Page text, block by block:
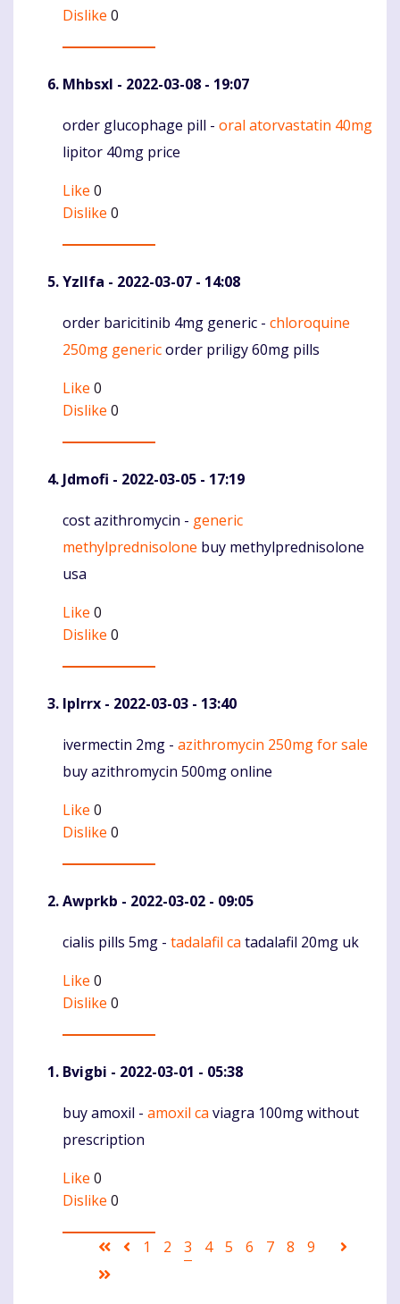
Dislike 0
Mhbsxl - 2022-03-08 - 19:07
Komentaras
order glucophage pill - oral atorvastatin 40mg
lipitor 40mg price
Like 0
Dislike 0
Yzllfa - 2022-03-07 - 14:08
Komentaras
order baricitinib 4mg generic - chloroquine
250mg genericorder priligy 60mg pills
Like 0
Dislike 0
Jdmofi - 2022-03-05 - 17:19
Komentaras
cost azithromycin - generic
methylprednisolone buy methylprednisolone
usa
Like 0
Dislike 0
Iplrrx - 2022-03-03 - 13:40
Komentaras
ivermectin 2mg - azithromycin 250mg for sale
buy azithromycin 500mg online
Like 0
Dislike 0
Awprkb - 2022-03-02 - 09:05
Komentaras
cialis pills 5mg - tadalafil ca tadalafil 20mg uk
Like 0
Dislike 0
Bvigbi - 2022-03-01 - 05:38
Komentaras
buy amoxil - amoxil ca viagra 100mg without
prescription
Like 0
Dislike 0
Pagination
First Ankstesnis
Puslapis
1 Puslapis
2
Current
3 Puslapis
4 Puslapis
5 Puslapis
6 Puslapis
7 Puslapis
8 Puslapis
9